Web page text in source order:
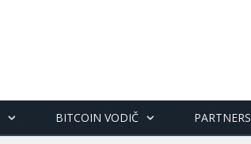
BITCOIN VODIČ PARTNERS